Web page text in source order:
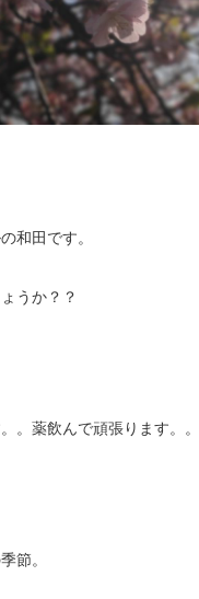
和田です。
うか？？
。薬飲んで頑張ります。。
節。